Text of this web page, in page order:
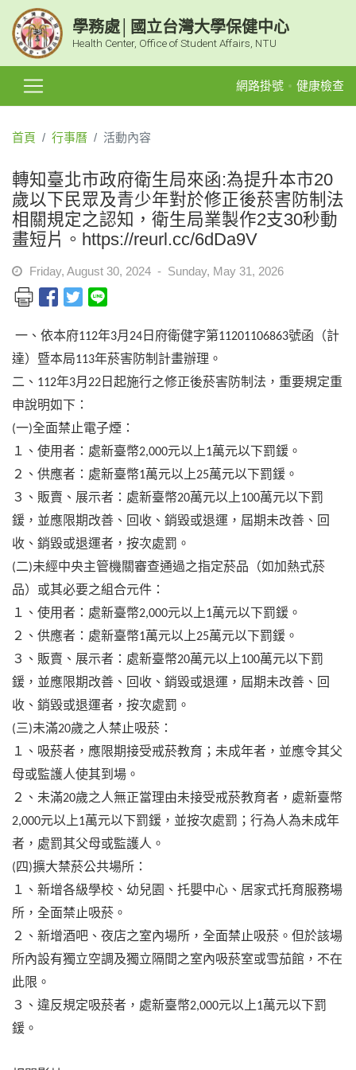
學務處│國立台灣大學保健中心
Health Center, Office of Student Affairs, NTU
網路掛號 健康檢查
首頁 行事曆 活動內容
轉知臺北市政府衛生局來函:​為提升本市20
歲以下民眾及青少年對於修正後菸害防制法
相關規定之認知，衛生局業製作2支30秒動
畫短片。https://reurl.cc/6dDa9V
Friday, August 30, 2024 - Sunday, May 31, 2026
一、依本府112年3月 24 日府衛健字第11201106863號函（計
達）暨本局113年菸害防制計畫辦理。
二、 112年3月 22 日起施行之修正後菸害防制法，重要規定重
申說明如下：
(一)全面禁止電子煙：
１、使用者：處新臺幣2,000元以上1萬元以下罰鍰。
２、供應者：處新臺幣1萬元以上25萬元以下罰鍰。
３、販賣、展示者：處新臺幣20萬元以上100萬元以下罰
鍰，並應限期改善、回收、銷毀或退運，屆期未改善、回
收、銷毀或退運者，按次處罰。
(二)未經中央主管機關審查通過之指定菸品（如加熱式菸
品）或其必要之組合元件：
１、使用者：處新臺幣2,000元以上1萬元以下罰鍰。
２、供應者：處新臺幣1萬元以上25萬元以下罰鍰。
３、販賣、展示者：處新臺幣20萬元以上100萬元以下罰
鍰，並應限期改善、回收、銷毀或退運，屆期未改善、回
收、銷毀或退運者，按次處罰。
(三)未滿20歲之人禁止吸菸：
１、吸菸者，應限期接受戒菸教育；未成年者，並應令其父
母或監護人使其到場。
２、未滿20歲之人無正當理由未接受戒菸教育者，處新臺幣
2,000元以上1萬元以下罰鍰，並按次處罰；行為人為未成年
者，處罰其父母或監護人。
(四)擴大禁菸公共場所：
１、新增各級學校、幼兒園、托嬰中心、居家式托育服務場
所，全面禁止吸菸。
２、新增酒吧、夜店之室內場所，全面禁止吸菸。但於該場
所內設有獨立空調及獨立隔間之室內吸菸室或雪茄館，不在
此限。
３、違反規定吸菸者，處新臺幣2,000元以上1萬元以下罰
鍰。